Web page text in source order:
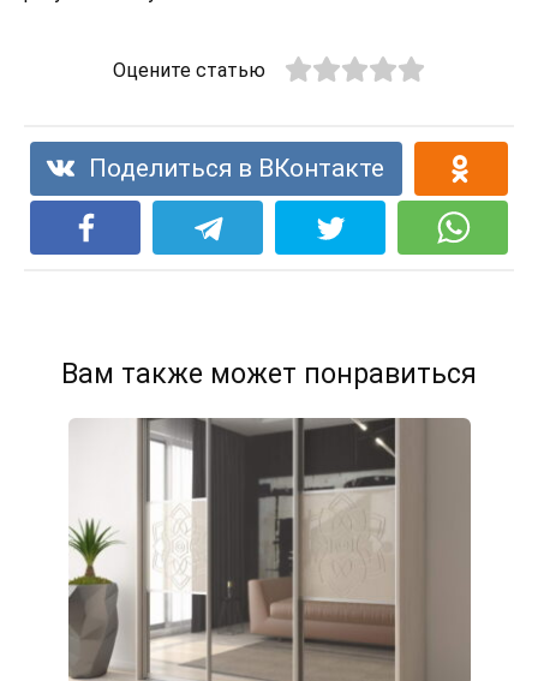
Оцените статью
Поделиться в ВКонтакте
Вам также может понравиться